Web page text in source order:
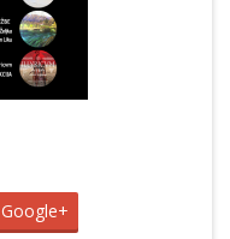
Google+